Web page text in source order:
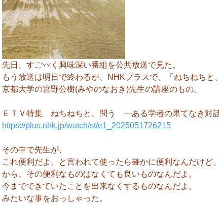
先日、すご〰️く興味深い番組を公共放送で見た。
もう放送は明日で終わるが、NHKプラスで、「ねちねちと
京都大学の宮野公樹(みやのなおき)先生の講座のもの。
ＥＴＶ特集　ねちねちと、問う　―ある学者の果てなき対
https://plus.nhk.jp/watch/st/e1_2025051726215
その中で先生が、
これ便利だよ、と言われて使ったら確かに便利なんだけど
から、その便利なものはなくても良いものなんだよ。
今までできていたことを出来なくするものなんだよ。
みたいな事をおっしゃった。